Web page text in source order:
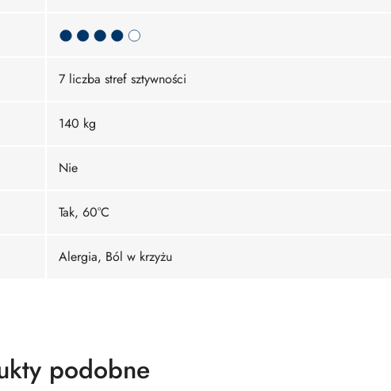
7 liczba stref sztywności
140 kg
Nie
Tak, 60°C
Alergia, Ból w krzyżu
podobne